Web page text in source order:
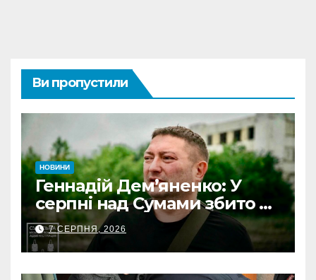
Ви пропустили
НОВИНИ
Геннадій Дем’яненко: У
серпні над Сумами збито 6
КАБів
7 СЕРПНЯ, 2026